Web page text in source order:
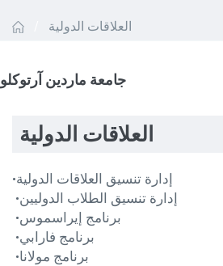
العلاقات الدولية
جامعة ماردين آرتوكلو
العلاقات الدولية
•إدارة تنسيق العلاقات الدولية
•إدارة تنسيق الطلاب الدوليين
•برنامج إيراسموس
•برنامج فارابي
•برنامج مولانا